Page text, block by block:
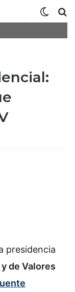
CNBV se produce en
presidencia
de Valores